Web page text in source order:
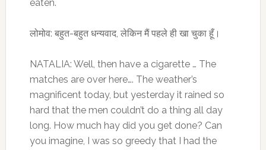
eaten.
लोमोव: बहुत-बहुत धन्यवाद, लेकिन मैं पहले ही खा चुका हूँ।
NATALIA: Well, then have a cigarette … The
matches are over here…. The weather’s
magnificent today, but yesterday it rained so
hard that the men couldn’t do a thing all day
long. How much hay did you get done? Can
you imagine, I was so greedy that I had the